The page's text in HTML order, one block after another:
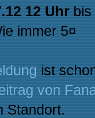
12 Uhr bis
immer 5¤
ist
von
Standort.